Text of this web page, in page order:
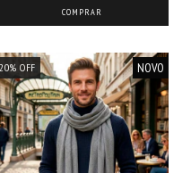
COMPRAR
20% OFF NOVO